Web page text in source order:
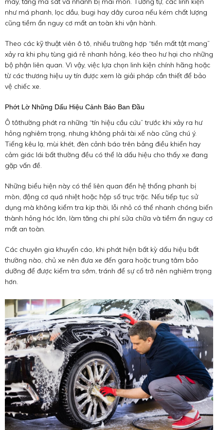
như má phanh, lọc dầu, bugi hay dây curoa nếu kém chất lượng
cũng tiềm ẩn nguy cơ mất an toàn khi vận hành.
Theo các kỹ thuật viên ô tô, nhiều trường hợp “tiền mất tật mang”
xảy ra khi phụ tùng giá rẻ nhanh hỏng, kéo theo hư hại cho những
bộ phận liên quan. Vì vậy, việc lựa chọn linh kiện chính hãng hoặc
từ các thương hiệu uy tín được xem là giải pháp cần thiết để bảo
vệ chiếc xe.
Phớt Lờ Những Dấu Hiệu Cảnh Báo Ban Đầu
Ô tôthường phát ra những “tín hiệu cầu cứu” trước khi xảy ra hư
hỏng nghiêm trọng, nhưng không phải tài xế nào cũng chú ý.
Tiếng kêu lạ, mùi khét, đèn cảnh báo trên bảng điều khiển hay
cảm giác lái bất thường đều có thể là dấu hiệu cho thấy xe đang
gặp vấn đề.
Những biểu hiện này có thể liên quan đến hệ thống phanh bị
mòn, động cơ quá nhiệt hoặc hộp số trục trặc. Nếu tiếp tục sử
dụng mà không kiểm tra kịp thời, lỗi nhỏ có thể nhanh chóng biến
thành hỏng hóc lớn, làm tăng chi phí sửa chữa và tiềm ẩn nguy cơ
mất an toàn.
Các chuyên gia khuyến cáo, khi phát hiện bất kỳ dấu hiệu bất
thường nào, chủ xe nên đưa xe đến gara hoặc trung tâm bảo
dưỡng để được kiểm tra sớm, tránh để sự cố trở nên nghiêm trọng
hơn.